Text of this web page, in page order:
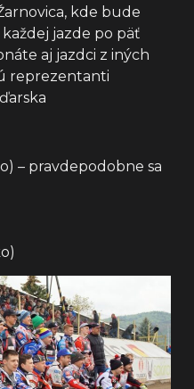
kde bude
jazde po päť
aj jazdci z iných
reprezentanti
– pravdepodobne sa